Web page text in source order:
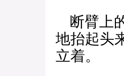
断臂上
地抬起头
立着。